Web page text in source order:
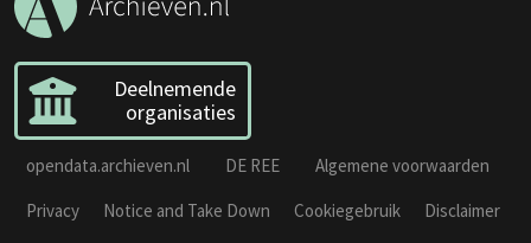
Deelnemende
organisaties
opendata.archieven.nl DE REE
Algemene voorwaarden
Privacy
Notice and Take Down Cookiegebruik Disclaimer